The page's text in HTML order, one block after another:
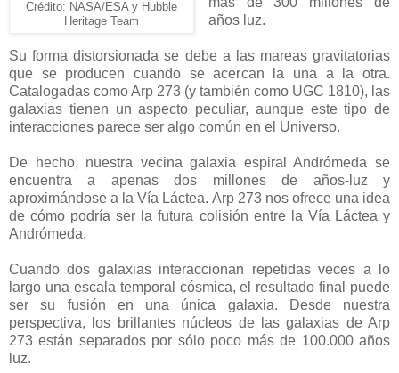
Crédito: NASA/ESA y Hubble
Heritage Team
años luz.
Su forma distorsionada se debe a las mareas gravitatorias
que se producen cuando se acercan la una a la otra.
Catalogadas como Arp 273 (y también como UGC 1810), las
galaxias tienen un aspecto peculiar, aunque este tipo de
interacciones parece ser algo común en el Universo.
De hecho, nuestra vecina galaxia espiral Andrómeda se
encuentra a apenas dos millones de años-luz y
aproximándose a la Vía Láctea. Arp 273 nos ofrece una idea
de cómo podría ser la futura colisión entre la Vía Láctea y
Andrómeda.
Cuando dos galaxias interaccionan repetidas veces a lo
largo una escala temporal cósmica, el resultado final puede
ser su fusión en una única galaxia. Desde nuestra
perspectiva, los brillantes núcleos de las galaxias de Arp
273 están separados por sólo poco más de 100.000 años
luz.